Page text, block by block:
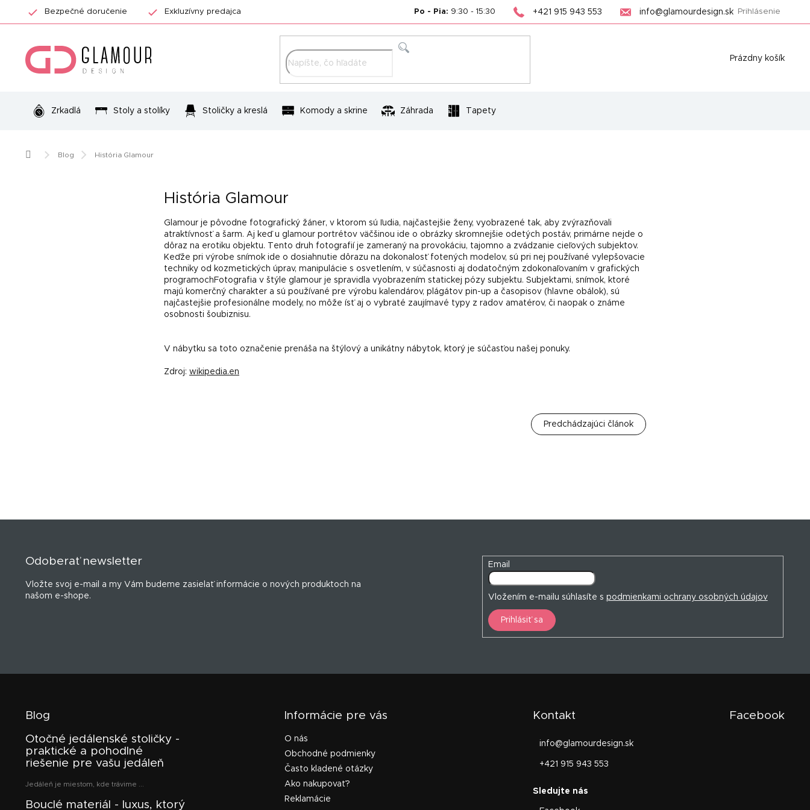
Bezpečné doručenie Exkluzívny predajca Po - Pia: 9:30 - 15:30 +421 915 943 553 info@glamourdesign.sk Prihlásenie
Nákupný
Prázdny košík
Zrkadlá Stoly a stolíky Stoličky a kreslá Komody a skrine Záhrada Tapety
DomovBlog História Glamour
História Glamour
Glamour je pôvodne fotografický žáner, v ktorom sú ľudia, najčastejšie ženy, vyobrazené tak, aby zvýrazňovali
atraktívnosť a šarm. Aj keď u glamour portrétov väčšinou ide o obrázky skromnejšie odetých postáv, primárne nejde o
dôraz na erotiku objektu. Tento druh fotografií je zameraný na provokáciu, tajomno a zvádzanie cieľových subjektov.
Keďže pri výrobe snímok ide o dosiahnutie dôrazu na dokonalosť fotených modelov, sú pri nej používané vylepšovacie
techniky od kozmetických úprav, manipulácie s osvetlením, v súčasnosti aj dodatočným zdokonaľovaním v grafických
programochFotografia v štýle glamour je spravidla vyobrazením statickej pózy subjektu. Subjektami, snímok, ktoré
majú komerčný charakter a sú používané pre výrobu kalendárov, plágátov pin-up a časopisov (hlavne obálok), sú
najčastejšie profesionálne modely, no môže ísť aj o vybraté zaujímavé typy z radov amatérov, či naopak o známe
osobnosti šoubiznisu.
V nábytku sa toto označenie prenáša na štýlový a unikátny nábytok, ktorý je súčasťou našej ponuky.
Zdroj: wikipedia.en
Predchádzajúci článok
Odoberať newsletter
Vložte svoj e-mail a my Vám budeme zasielať informácie o nových produktoch na
našom e-shope.
Email
Vložením e-mailu súhlasíte s podmienkami ochrany osobných údajov
Prihlásiť sa
Blog
Otočné jedálenské stoličky -
praktické a pohodlné
riešenie pre vašu jedáleň
Jedáleň je miestom, kde trávime ...
Bouclé materiál - luxus, ktorý
Informácie pre vás
O nás
Obchodné podmienky
Často kladené otázky
Ako nakupovať?
Reklamácie
Kontakt
info@glamourdesign.sk
+421 915 943 553
Facebook